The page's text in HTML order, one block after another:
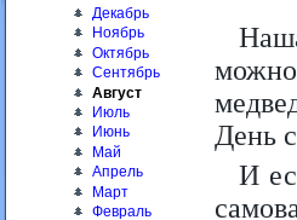
Декабрь
Ноябрь
Октябрь
Сентябрь
Август
Июль
Июнь
Май
Апрель
Март
Февраль
День
И